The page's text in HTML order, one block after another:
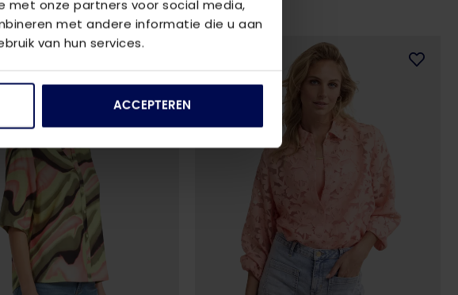
met onze partners voor social media,
met andere informatie die u aan
van hun services.
ACCEPTEREN